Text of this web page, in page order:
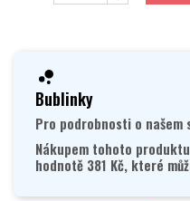
Bublinky
Pro podrobnosti o
Nákupem tohoto
hodnotě 381 Kč, které